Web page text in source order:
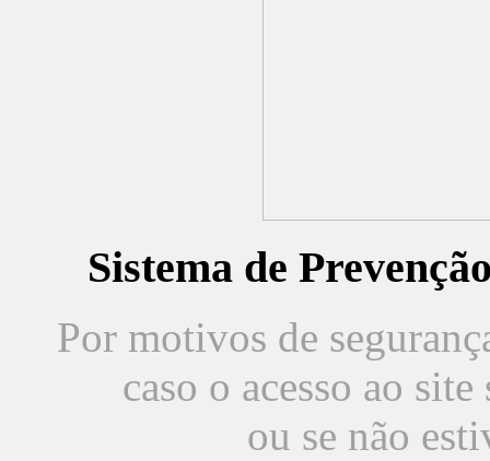
Sistema de
Por motivos de
caso o acesso ao
ou se não